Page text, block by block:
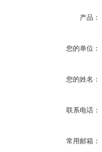
产品：
您的单位：
您的姓名：
联系电话：
常用邮箱：